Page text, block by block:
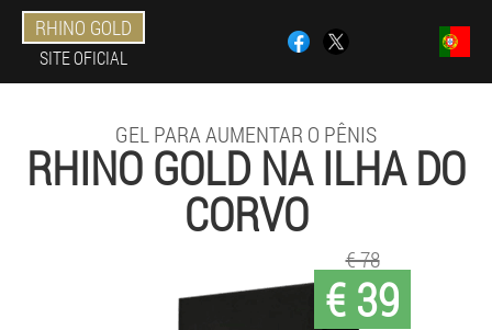
RHINO GOLD
SITE OFICIAL
GEL PARA AUMENTAR O PÊNIS
RHINO GOLD NA ILHA DO
CORVO
€ 39
€ 78